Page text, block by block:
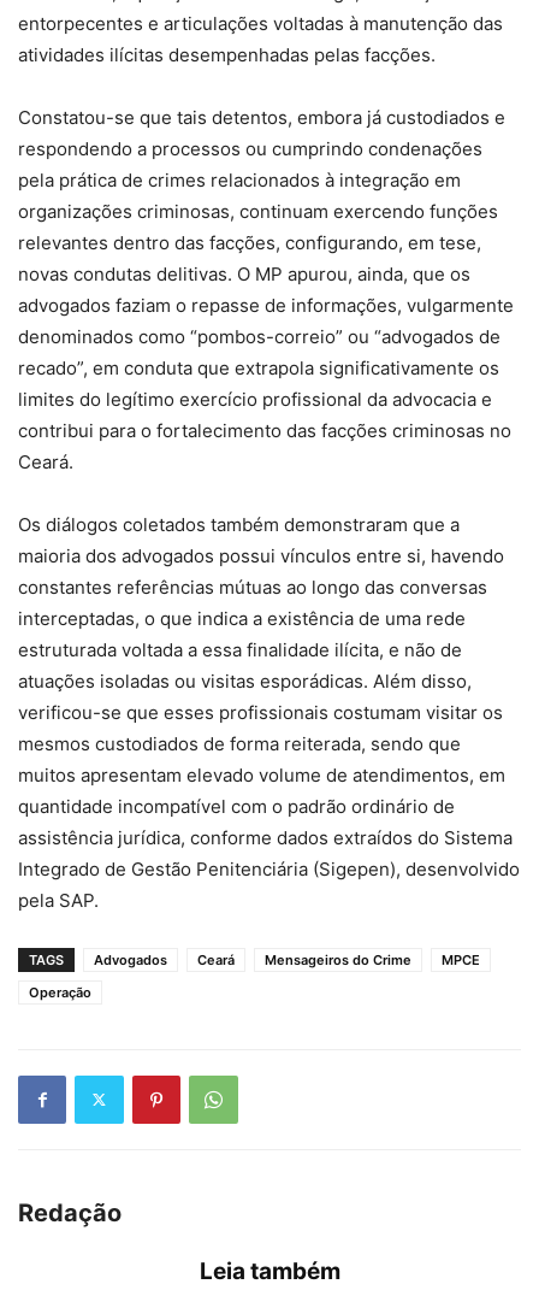
entorpecentes e articulações voltadas à manutenção das
atividades ilícitas desempenhadas pelas facções.
Constatou-se que tais detentos, embora já custodiados e
respondendo a processos ou cumprindo condenações
pela prática de crimes relacionados à integração em
organizações criminosas, continuam exercendo funções
relevantes dentro das facções, configurando, em tese,
novas condutas delitivas. O MP apurou, ainda, que os
advogados faziam o repasse de informações, vulgarmente
denominados como “pombos-correio” ou “advogados de
recado”, em conduta que extrapola significativamente os
limites do legítimo exercício profissional da advocacia e
contribui para o fortalecimento das facções criminosas no
Ceará.
Os diálogos coletados também demonstraram que a
maioria dos advogados possui vínculos entre si, havendo
constantes referências mútuas ao longo das conversas
interceptadas, o que indica a existência de uma rede
estruturada voltada a essa finalidade ilícita, e não de
atuações isoladas ou visitas esporádicas. Além disso,
verificou-se que esses profissionais costumam visitar os
mesmos custodiados de forma reiterada, sendo que
muitos apresentam elevado volume de atendimentos, em
quantidade incompatível com o padrão ordinário de
assistência jurídica, conforme dados extraídos do Sistema
Integrado de Gestão Penitenciária (Sigepen), desenvolvido
pela SAP.
TAGS Advogados Ceará Mensageiros do Crime
MPCE
Operação
Redação
Leia também